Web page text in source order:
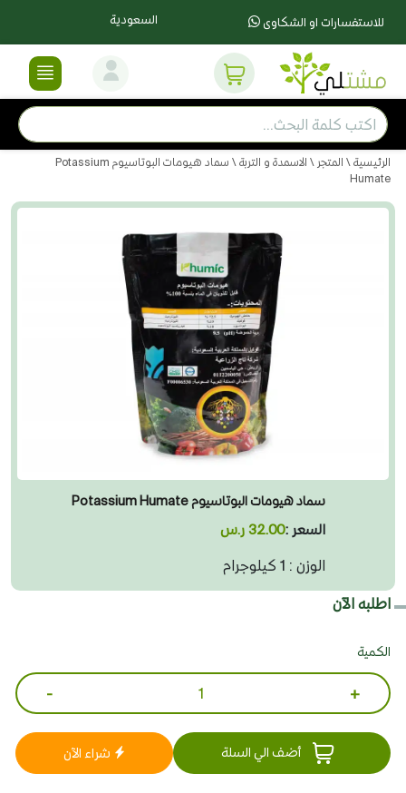
للاستفسارات او الشكاوى السعودية
الرئيسية \ المتجر \ الاسمدة و التربة
\ سماد هيومات البوتاسيوم Potassium
Humate
سماد هيومات البوتاسيوم Potassium Humate
السعر :32.00 ر.س
الوزن : 1 كيلوجرام
اطلبه الآن
الكمية
+
-
أضف الي السلة شراء الآن